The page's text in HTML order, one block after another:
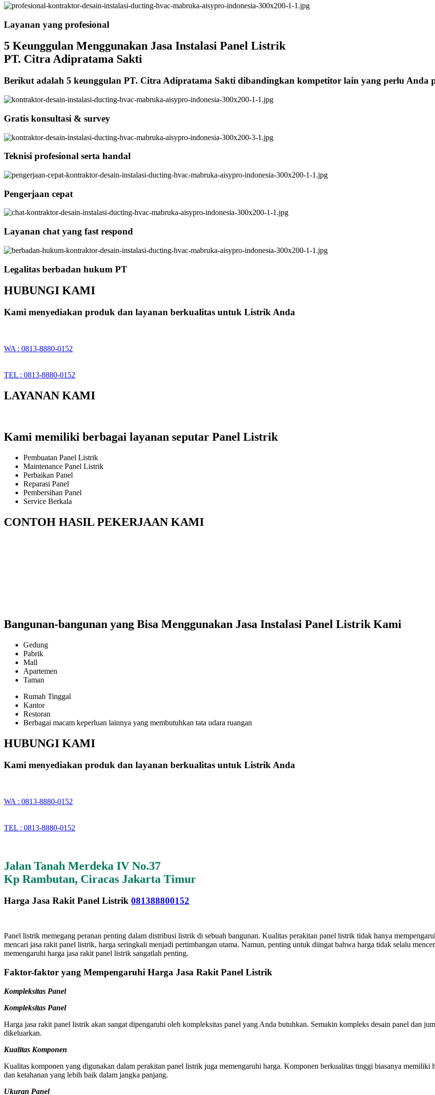
Layanan yang profesional
5 Keunggulan Menggunakan Jasa Instalasi Panel Listrik
PT. Citra Adipratama Sakti
Berikut adalah 5 keunggulan PT. Citra Adipratama Sakti dibandingkan kompetitor lain yang perlu Anda
Gratis konsultasi & survey
Teknisi profesional serta handal
Pengerjaan cepat
Layanan chat yang fast respond
Legalitas berbadan hukum PT
HUBUNGI KAMI
Kami menyediakan produk dan layanan berkualitas untuk Listrik Anda
WA : 0813-8880-0152
TEL : 0813-8880-0152
LAYANAN KAMI
Kami memiliki berbagai layanan seputar Panel Listrik
Pembuatan Panel Listrik
Maintenance Panel Listrik
Perbaikan Panel
Reparasi Panel
Pembersihan Panel
Service Berkala
CONTOH HASIL PEKERJAAN KAMI
Bangunan-bangunan yang Bisa Menggunakan Jasa Instalasi Panel Listrik Kami
Gedung
Pabrik
Mall
Apartemen
Taman
Rumah Tinggal
Kantor
Restoran
Berbagai macam keperluan lainnya yang membutuhkan tata udara ruangan
HUBUNGI KAMI
Kami menyediakan produk dan layanan berkualitas untuk Listrik Anda
WA : 0813-8880-0152
TEL : 0813-8880-0152
Jalan Tanah Merdeka IV No.37
Kp Rambutan, Ciracas Jakarta Timur
Harga Jasa Rakit Panel Listrik 081388800152
Panel listrik memegang peranan penting dalam distribusi listrik di sebuah bangunan. Kualitas perakitan panel listrik tidak hanya
mencari jasa rakit panel listrik, harga seringkali menjadi pertimbangan utama. Namun, penting untuk diingat bahwa harga tidak selalu
memengaruhi harga jasa rakit panel listrik sangatlah penting.
Faktor-faktor yang Mempengaruhi Harga Jasa Rakit Panel Listrik
Kompleksitas Panel
Kompleksitas Panel
Harga jasa rakit panel listrik akan sangat dipengaruhi oleh kompleksitas panel yang Anda butuhkan. Semakin kompleks desain panel dan
dikeluarkan.
Kualitas Komponen
Kualitas komponen yang digunakan dalam perakitan panel listrik juga memengaruhi harga. Komponen berkualitas tinggi biasanya memiliki
dan ketahanan yang lebih baik dalam jangka panjang.
Ukuran Panel